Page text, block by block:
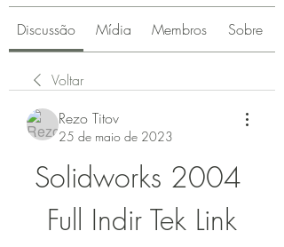
Discussão Mídia Membros Sobre
Voltar
Rezo Titov
25 de maio de 2023
Solidworks 2004
Full Indir Tek Link